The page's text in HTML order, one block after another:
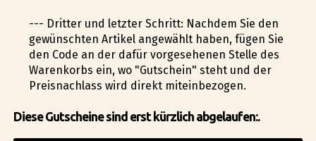
--- Dritter und letzter Schritt: Nachdem Sie den
gewünschten Artikel angewählt haben, fügen Sie
den Code an der dafür vorgesehenen Stelle des
Warenkorbs ein, wo "Gutschein" steht und der
Preisnachlass wird direkt miteinbezogen.
Diese Gutscheine sind erst kürzlich abgelaufen:.